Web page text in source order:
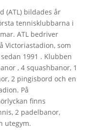
(ATL) bildades år
tennisklubbarna i
ATL bedriver
Victoriastadion, som
1991 . Klubben
, 4 squashbanor, 1
2 pingisbord och en
På
finns
2 padelbanor,
utegym.